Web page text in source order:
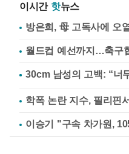
이시간 핫뉴스
방은희, 母 고독사에 오
월드컵 예선까지…축구
학폭 논란 지수, 필리핀
이승기 "구속 차가원,